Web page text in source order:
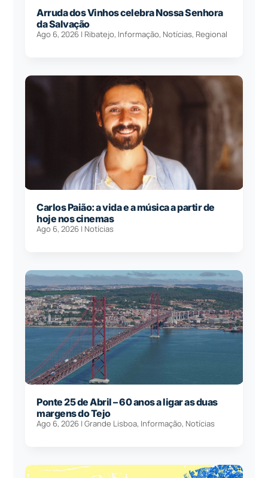
Arruda dos Vinhos celebra Nossa Senhora
da Salvação
Ago 6, 2026 | Ribatejo, Informação, Notícias, Regional
Carlos Paião: a vida e a música a partir de
hoje nos cinemas
Ago 6, 2026 | Notícias
Ponte 25 de Abril – 60 anos a ligar as duas
margens do Tejo
Ago 6, 2026 |Grande Lisboa, Informação, Notícias